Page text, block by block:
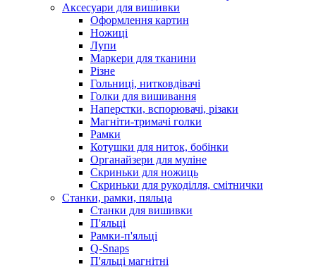
Аксесуари для вишивки
Оформлення картин
Ножиці
Лупи
Маркери для тканини
Різне
Гольниці, нитковдівачі
Голки для вишивання
Наперстки, вспорювачі, різаки
Магніти-тримачі голки
Рамки
Котушки для ниток, бобінки
Органайзери для муліне
Скриньки для ножиць
Скриньки для рукоділля, смітнички
Станки, рамки, пяльца
Станки для вишивки
П'яльці
Рамки-п'яльці
Q-Snaps
П'яльці магнітні